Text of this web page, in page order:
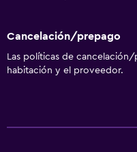
Cancelación/prepago
Las políticas de
habitación y el proveedor.